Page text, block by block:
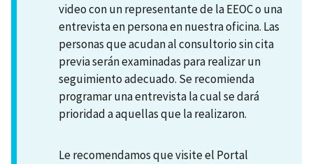
video con un representante de la EEOC o una
entrevista en persona en nuestra oficina. Las
personas que acudan al consultorio sin cita
previa serán examinadas para realizar un
seguimiento adecuado. Se recomienda
programar una entrevista la cual se dará
prioridad a aquellas que la realizaron.
Le recomendamos que visite el Portal